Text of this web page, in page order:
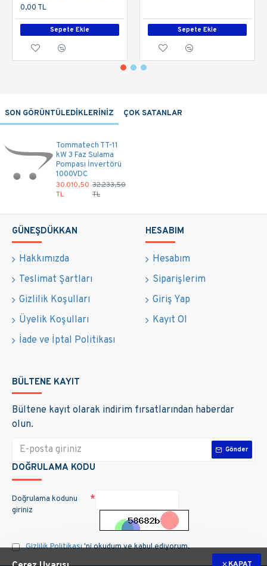
0,00 TL
Sepete Ekle Sepete Ekle
SON GÖRÜNTÜLEDİKLERİNİZ ÇOK SATANLAR
Tommatech TT-11
kW 3 Faz Sulama
Pompası İnvertörü
1000VDC
30.010,50
TL
32.233,50
TL
GÜNEŞDÜKKAN
Hakkımızda
Teslimat Şartları
Gizlilik Koşulları
Üyelik Koşulları
İade ve İptal Politikası
HESABIM
Hesabım
Siparişlerim
Giriş Yap
Kayıt Ol
BÜLTENE KAYIT
Bültene kayıt olarak indirim fırsatlarından haberdar
olun.
Gönder
DOĞRULAMA KODU
Doğrulama kodunu
giriniz
Gizlilik Politikası'ni okudum ve kabul ediyorum.